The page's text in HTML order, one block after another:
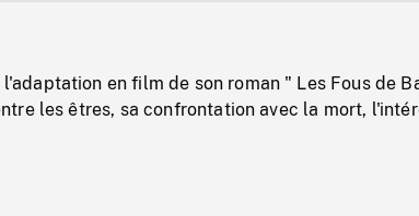
en film de son roman " Les Fous de
les êtres, sa confrontation avec la mort,